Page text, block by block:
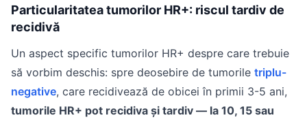
Particularitatea tumorilor HR+: riscul tardiv de
recidivă
Un aspect specific tumorilor HR+ despre care trebuie
să vorbim deschis: spre deosebire de tumorile triplu-
negative, care recidivează de obicei în primii 3-5 ani,
tumorile HR+ pot recidiva și tardiv — la 10, 15 sau